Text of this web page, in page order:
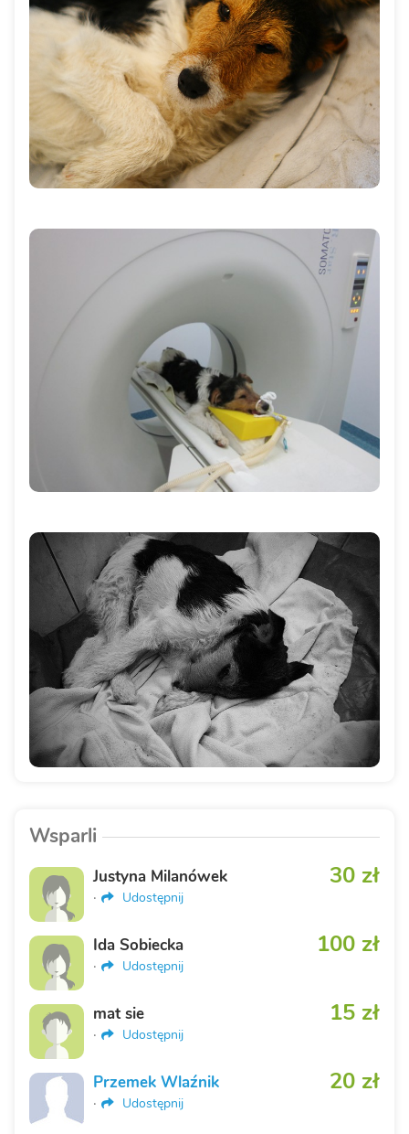
Wsparli
30 zł
Justyna Milanówek
· Udostępnij
100 zł
Ida Sobiecka
· Udostępnij
15 zł
mat sie
· Udostępnij
20 zł
Przemek Wlaźnik
· Udostępnij